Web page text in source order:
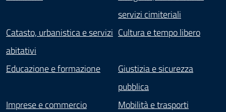
servizi cimiteriali
Catasto, urbanistica e servizi
abitativi
Cultura e tempo libero
Educazione e formazione
Giustizia e sicurezza
pubblica
Imprese e commercio
Mobilità e trasporti